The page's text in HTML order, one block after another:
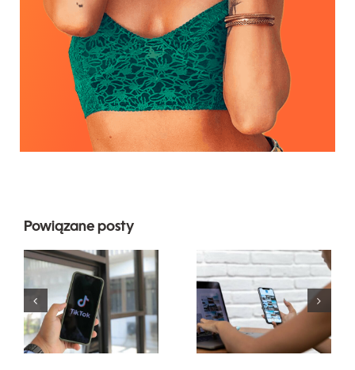
Powiązane posty
Maksymalizacja
zasięgu:
Skuteczne
narzędzia
do publikacji
międzyplatformowych
platformy
do
znalezienia
pomysłów
na UGC
(treści